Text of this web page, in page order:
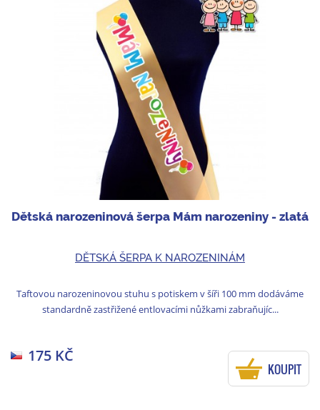
Dětská narozeninová šerpa Mám narozeniny - zlatá
DĚTSKÁ ŠERPA K NAROZENINÁM
Taftovou narozeninovou stuhu s potiskem v šíři 100 mm dodáváme
standardně zastřižené entlovacími nůžkami zabraňujíc...
175 KČ
KOUPIT